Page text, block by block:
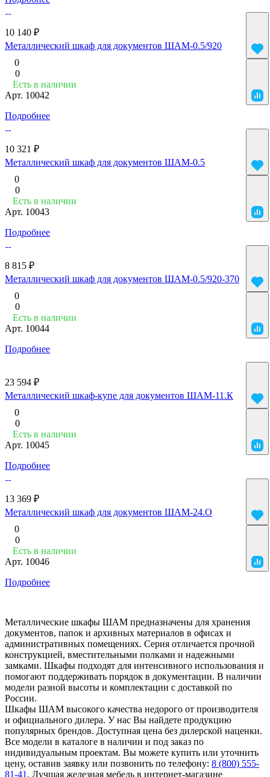
10 140 ₽
Металлический шкаф для документов ШАМ-0.5/920
0
0
Есть в наличии
Арт. 10042
Подробнее
10 321 ₽
Металлический шкаф для документов ШАМ-0.5
0
0
Есть в наличии
Арт. 10043
Подробнее
8 815 ₽
Металлический шкаф для документов ШАМ-0.5/920-370
0
0
Есть в наличии
Арт. 10044
Подробнее
23 594 ₽
Металлический шкаф-купе для документов ШАМ-11.К
0
0
Есть в наличии
Арт. 10045
Подробнее
13 369 ₽
Металлический шкаф для документов ШАМ-24.О
0
0
Есть в наличии
Арт. 10046
Подробнее
Металлические шкафы ШАМ предназначены для хранения
документов, папок и архивных материалов в офисах и
административных помещениях. Серия отличается прочной
конструкцией, вместительными полками и надежными
замками. Шкафы подходят для интенсивного использования и
помогают поддерживать порядок в документации. В наличии
модели разной высоты и комплектации с доставкой по
России.
Шкафы ШАМ высокого качества недорого от производителя
и официального дилера. У нас Вы найдете продукцию
популярных брендов. Доступная цена без дилерской наценки.
Все модели в каталоге в наличии и под заказ по
индивидуальным проектам. Вы можете купить или уточнить
цену, оставив заявку или позвонить по телефону: 8 (800) 555-
81-41 . Лучшая железная мебель в интернет-магазине